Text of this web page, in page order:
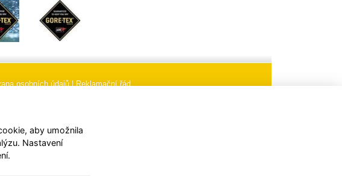
osobních údajů|Reklamační řád
hudym.comaby umožnila
Nastavení